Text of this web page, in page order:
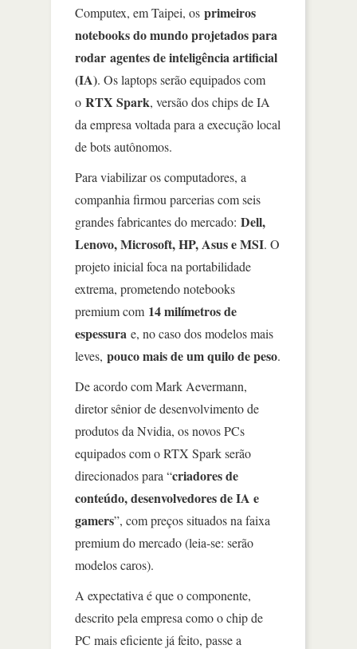
Computex, em Taipei, os primeiros
notebooks do mundo projetados para
rodar agentes de inteligência artificial
(IA). Os laptops serão equipados com
o RTX Spark, versão dos chips de IA
da empresa voltada para a execução local
de bots autônomos.
Para viabilizar os computadores, a
companhia firmou parcerias com seis
grandes fabricantes do mercado: Dell,
Lenovo, Microsoft, HP, Asus e MSI. O
projeto inicial foca na portabilidade
extrema, prometendo notebooks
premium com 14 milímetros de
espessura e, no caso dos modelos mais
leves, pouco mais de um quilo de peso.
De acordo com Mark Aevermann,
diretor sênior de desenvolvimento de
produtos da Nvidia, os novos PCs
equipados com o RTX Spark serão
direcionados para “criadores de
conteúdo, desenvolvedores de IA e
gamers”, com preços situados na faixa
premium do mercado (leia-se: serão
modelos caros).
A expectativa é que o componente,
descrito pela empresa como o chip de
PC mais eficiente já feito, passe a